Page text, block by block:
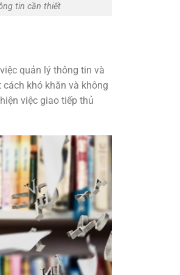
tin cần thiết
quản lý thông tin và
khó khăn và không
việc giao tiếp thủ